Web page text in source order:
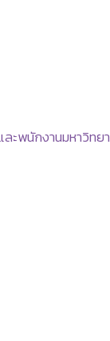
ะพนักงานมหาวิทย